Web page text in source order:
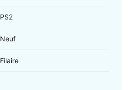
PS2
Neuf
Filaire